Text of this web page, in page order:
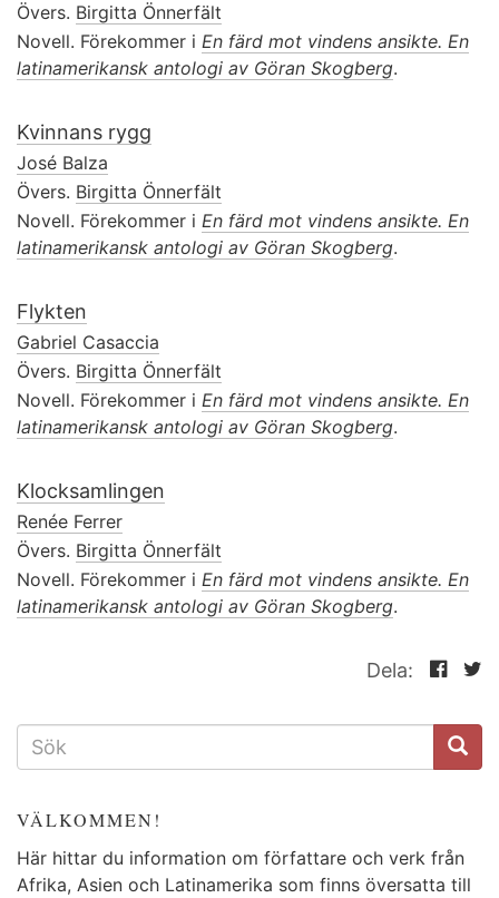
Övers. Birgitta Önnerfält
Novell. Förekommer i En färd mot vindens ansikte. En
latinamerikansk antologi av Göran Skogberg.
Kvinnans rygg
José Balza
Övers. Birgitta Önnerfält
Novell. Förekommer i En färd mot vindens ansikte. En
latinamerikansk antologi av Göran Skogberg.
Flykten
Gabriel Casaccia
Övers. Birgitta Önnerfält
Novell. Förekommer i En färd mot vindens ansikte. En
latinamerikansk antologi av Göran Skogberg.
Klocksamlingen
Renée Ferrer
Övers. Birgitta Önnerfält
Novell. Förekommer i En färd mot vindens ansikte. En
latinamerikansk antologi av Göran Skogberg.
Dela:
SÖKFORMULÄR
VÄLKOMMEN!
Här hittar du information om författare och verk från
Afrika, Asien och Latinamerika som finns översatta till